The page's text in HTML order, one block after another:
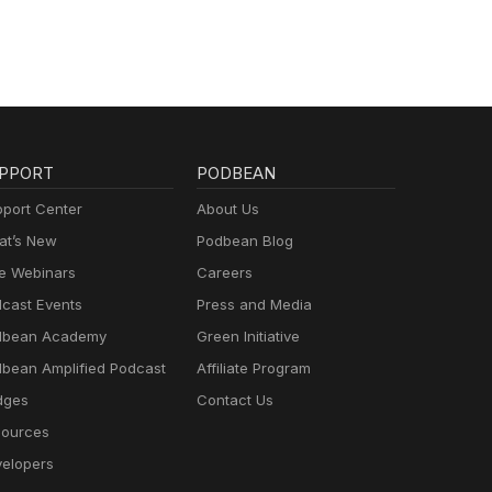
Center
New
Webinars
Events
Academy
Amplified Podcast
PODBEAN
About Us
Podbean Blog
Careers
Press and Media
Green Initiative
Affiliate Program
Contact Us